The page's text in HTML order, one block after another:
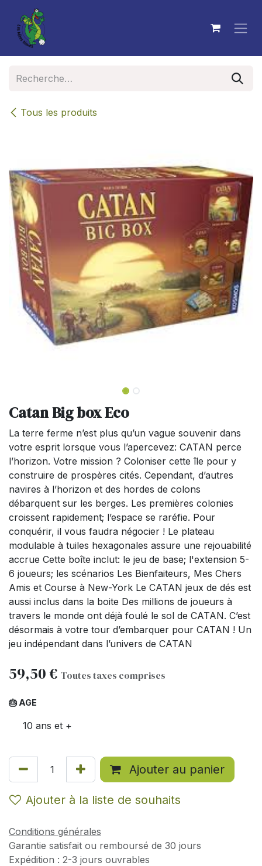
Se rendre au contenu
Tous les produits
Catan Big box Eco
La terre ferme n’est plus qu’un vague souvenir dans
votre esprit lorsque vous l’apercevez: CATAN perce
l’horizon. Votre mission ? Coloniser cette île pour y
construire de prospères cités. Cependant, d’autres
navires à l’horizon et des hordes de colons
débarquent sur les berges. Les premières colonies
croissent rapidement; l’espace se raréfie. Pour
conquérir, il vous faudra négocier ! Le plateau
modulable à tuiles hexagonales assure une rejouabilité
accrue Cette boîte inclut: le jeu de base; l'extension 5-
6 joueurs; les scénarios Les Bienfaiteurs, Mes Chers
Amis et Course à New-York Le CATAN jeux de dés est
aussi inclus dans la boite Des millions de joueurs à
travers le monde ont déjà foulé le sol de CATAN. C’est
désormais à votre tour d’embarquer pour CATAN ! Un
jeu indépendant dans l’univers de CATAN
59,50€ Toutes taxes comprises
🎂 AGE
10 ans et +
Ajouter au panier
Ajouter à la liste de souhaits
Conditions générales
Garantie satisfait ou remboursé de 30 jours
Expédition : 2-3 jours ouvrables